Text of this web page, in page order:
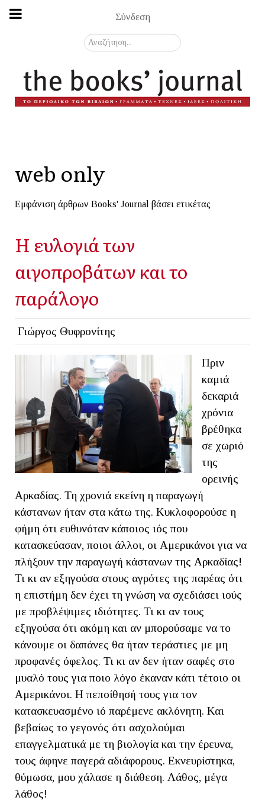
Σύνδεση
Αναζήτηση...
web only
Εμφάνιση άρθρων Books' Journal βάσει ετικέτας
Η ευλογιά των
αιγοπροβάτων και το
παράλογο
Γιώργος Θυφρονίτης
Πριν
καμιά
δεκαριά
χρόνια
βρέθηκα
σε χωριό
της
ορεινής
Αρκαδίας. Τη χρονιά εκείνη η παραγωγή
κάστανων ήταν στα κάτω της. Κυκλοφορούσε η
φήμη ότι ευθυνόταν κάποιος ιός που
κατασκεύασαν, ποιοι άλλοι, οι Αμερικάνοι για να
πλήξουν την παραγωγή κάστανων της Αρκαδίας!
Τι κι αν εξηγούσα στους αγρότες της παρέας ότι
η επιστήμη δεν έχει τη γνώση να σχεδιάσει ιούς
με προβλέψιμες ιδιότητες. Τι κι αν τους
εξηγούσα ότι ακόμη και αν μπορούσαμε να το
κάνουμε οι δαπάνες θα ήταν τεράστιες με μη
προφανές όφελος. Τι κι αν δεν ήταν σαφές στο
μυαλό τους για ποιο λόγο έκαναν κάτι τέτοιο οι
Αμερικάνοι. Η πεποίθησή τους για τον
κατασκευασμένο ιό παρέμενε ακλόνητη. Και
βεβαίως το γεγονός ότι ασχολούμαι
επαγγελματικά με τη βιολογία και την έρευνα,
τους άφηνε παγερά αδιάφορους. Εκνευρίστηκα,
θύμωσα, μου χάλασε η διάθεση. Λάθος, μέγα
λάθος!